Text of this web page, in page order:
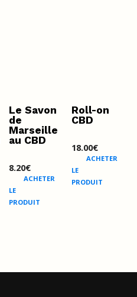
Le Savon
de
Marseille
au CBD
8.20€
ACHETER
LE
PRODUIT
Roll-on
CBD
18.00€
ACHETER
LE
PRODUIT